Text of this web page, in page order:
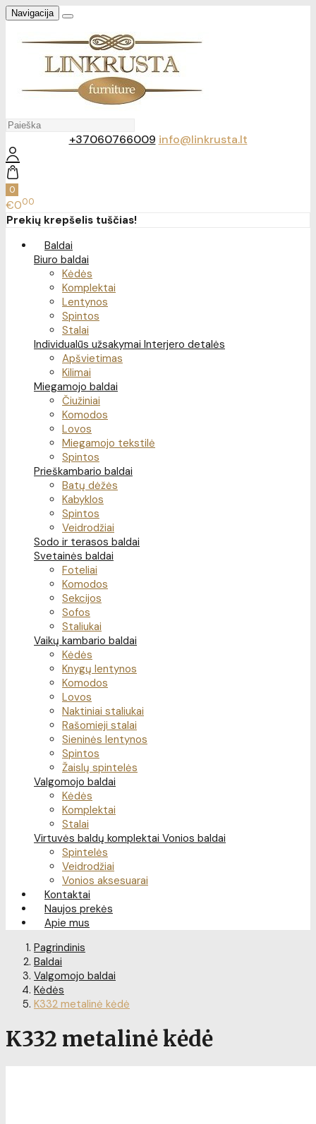
Navigacija
+37060766009 info@linkrusta.lt
0
€000
Prekių krepšelis tuščias!
Baldai
Biuro baldai
Kėdės
Komplektai
Lentynos
Spintos
Stalai
Individualūs užsakymai Interjero detalės
Apšvietimas
Kilimai
Miegamojo baldai
Čiužiniai
Komodos
Lovos
Miegamojo tekstilė
Spintos
Prieškambario baldai
Batų dėžės
Kabyklos
Spintos
Veidrodžiai
Sodo ir terasos baldai
Svetainės baldai
Foteliai
Komodos
Sekcijos
Sofos
Staliukai
Vaikų kambario baldai
Kėdės
Knygų lentynos
Komodos
Lovos
Naktiniai staliukai
Rašomieji stalai
Sieninės lentynos
Spintos
Žaislų spintelės
Valgomojo baldai
Kėdės
Komplektai
Stalai
Virtuvės baldų komplektai Vonios baldai
Spintelės
Veidrodžiai
Vonios aksesuarai
Kontaktai
Naujos prekės
Apie mus
Pagrindinis
Baldai
Valgomojo baldai
Kėdės
K332 metalinė kėdė
K332 metalinė kėdė